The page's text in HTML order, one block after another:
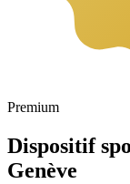
Premium
Dispositif
Genève